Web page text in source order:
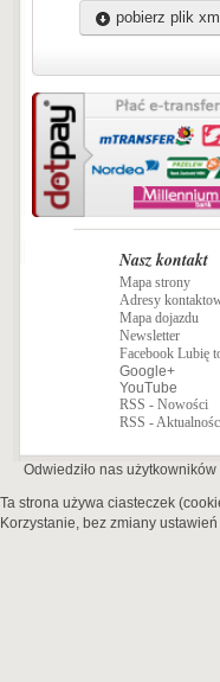
pobierz plik xml
Nasz kontakt
Mapa strony
Adresy
Mapa dojazdu
Newsletter
Facebook Lubię
Google+
YouTube
RSS - Nowości
RSS -
Odwiedziło nas użytkowników
Ta strona używa ciasteczek
Korzystanie, bez zmiany